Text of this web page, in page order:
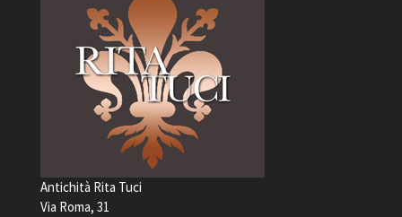
Antichità Rita Tuci
Via Roma, 31